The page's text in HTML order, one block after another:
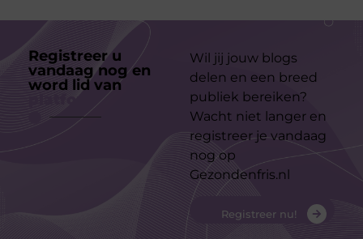
Registreer u
vandaag nog en
word lid van
Wil jij jouw blogs
delen en een breed
publiek bereiken?
Wacht niet langer en
registreer je vandaag
nog op
Gezondenfris.nl
Registreer nu!